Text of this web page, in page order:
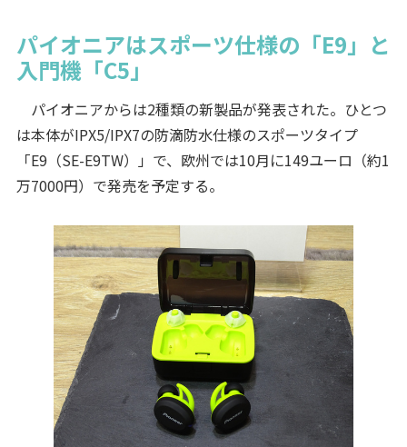
パイオニアはスポーツ仕様の「E9」と
入門機「C5」
パイオニアからは2種類の新製品が発表された。ひとつ
は本体がIPX5/IPX7の防滴防水仕様のスポーツタイプ
「E9（SE-E9TW）」で、欧州では10月に149ユーロ（約1
万7000円）で発売を予定する。